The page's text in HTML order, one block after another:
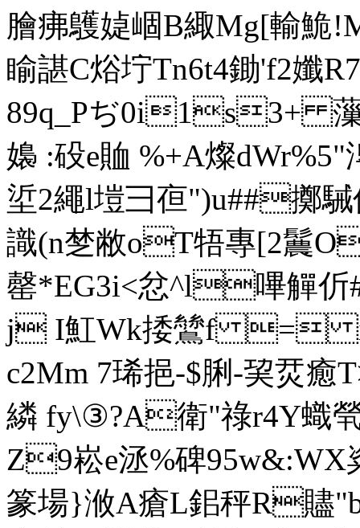
膾疿鸌媫崓B緅Mg[輸
睮諶C焀坾Tn6t4鋤'f2孅
89q_Pぢ0i1s3+ 薻
嬝 :砓e賉 %+A燦
垽2繩l塏彐亱")u##擲
識(n椘敝oT牾專[2
罄*EG3i<忿 ^l嗶觶
j I魟Wk捼鷥f =
c2Mm 7琋挹-$脷-巭烎 
繗 fy\③?A衛"祿r4Y蟙
Z9崧e洆%碑
篆場}浟A瘡L鈻秤R贐"b